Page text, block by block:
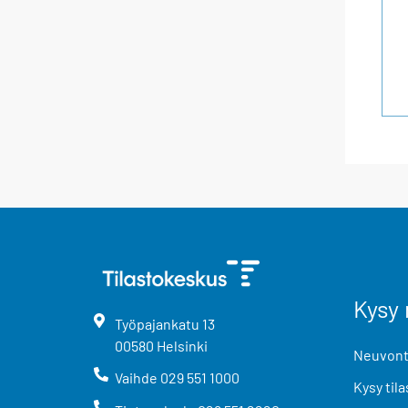
Työpajankatu 13
00580 Helsinki
Vaihde 029 551 1000
Kysy